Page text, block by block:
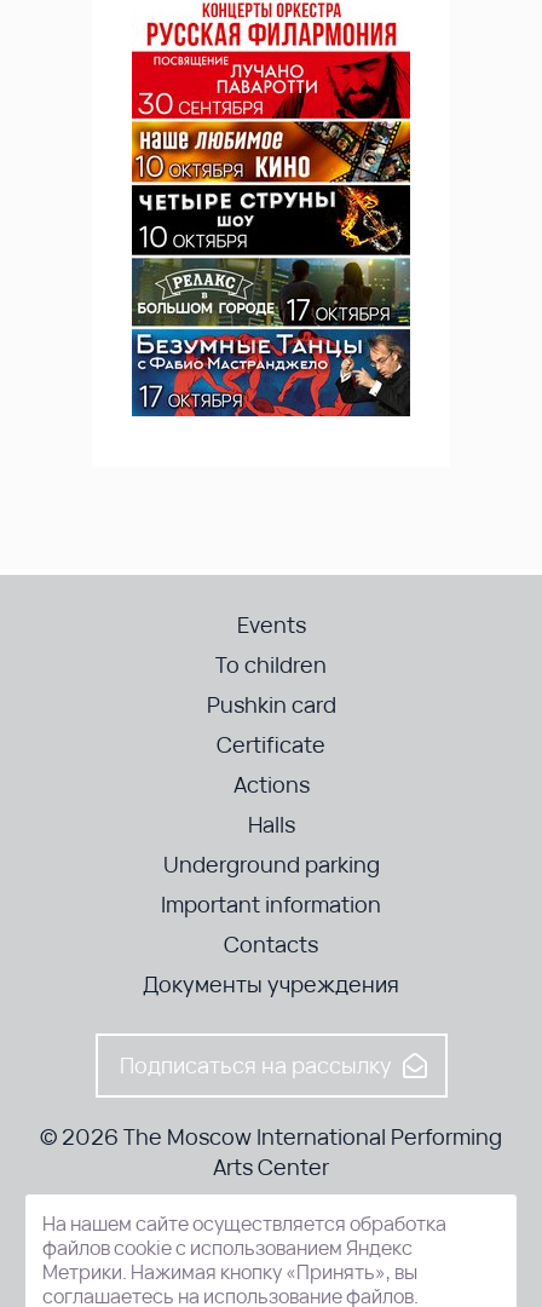
Events
To children
Pushkin card
Certificate
Actions
Halls
Underground parking
Important information
Contacts
Документы учреждения
Подписаться на рассылку
© 2026 The Moscow International Performing
Arts Center
52-8, Kosmodamianskaya nab., Moscow, 115054, Russia
На нашем сайте осуществляется обработка
файлов cookie с использованием Яндекс
Метрики. Нажимая кнопку «Принять», вы
соглашаетесь на использование файлов.